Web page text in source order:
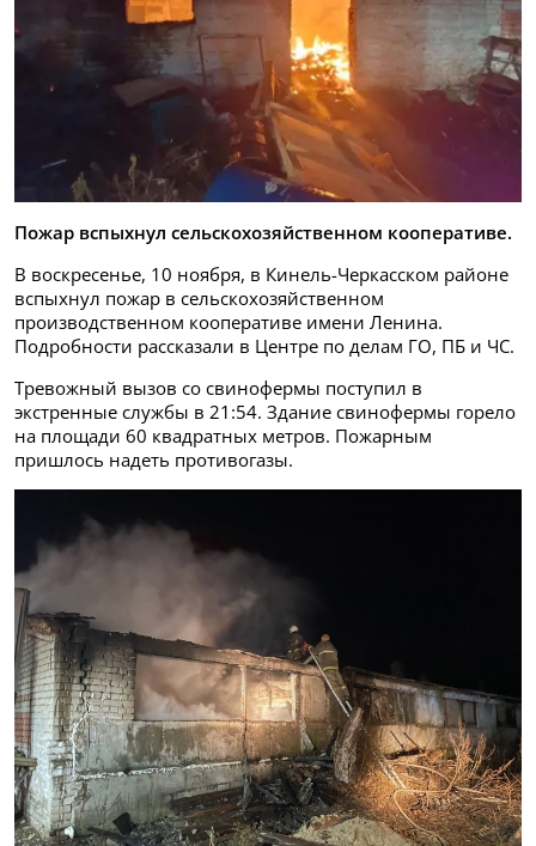
Пожар вспыхнул сельскохозяйственном кооперативе.
В воскресенье, 10 ноября, в Кинель-Черкасском районе
вспыхнул пожар в сельскохозяйственном
производственном кооперативе имени Ленина.
Подробности рассказали в Центре по делам ГО, ПБ и ЧС.
Тревожный вызов со свинофермы поступил в
экстренные службы в 21:54. Здание свинофермы горело
на площади 60 квадратных метров. Пожарным
пришлось надеть противогазы.